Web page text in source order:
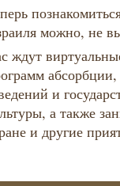
можно, не
ждут
и
а также
и другие